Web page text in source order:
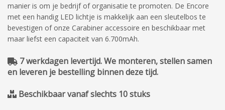
manier is om je bedrijf of organisatie te promoten. De Encore
met een handig LED lichtje is makkelijk aan een sleutelbos te
bevestigen of onze Carabiner accessoire en beschikbaar met
maar liefst een capaciteit van 6.700mAh.
7 werkdagen levertijd. We monteren, stellen samen
en leveren je bestelling binnen deze tijd.
Beschikbaar vanaf slechts 10 stuks